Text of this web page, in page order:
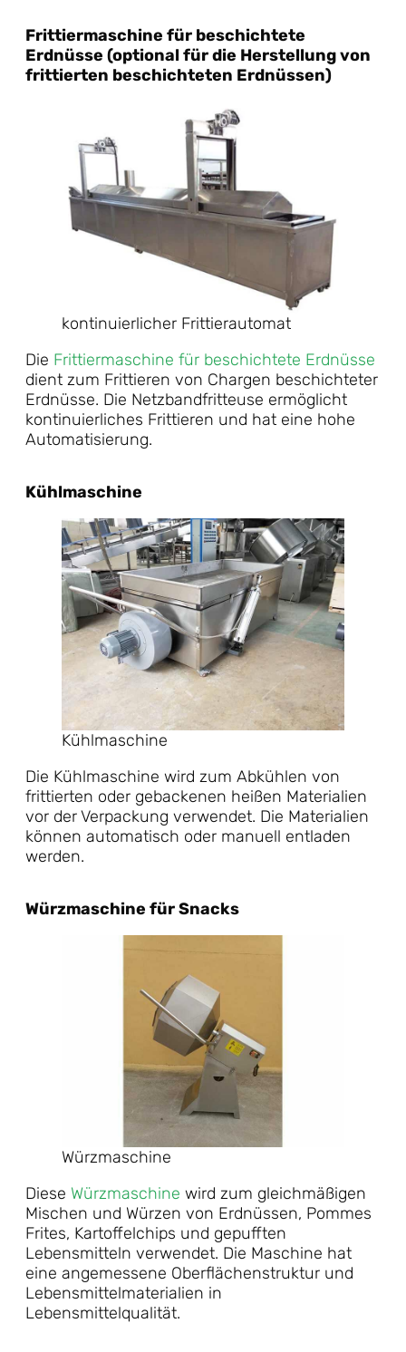
Frittiermaschine für beschichtete
Erdnüsse (optional für die Herstellung von
frittierten beschichteten Erdnüssen)
kontinuierlicher Frittierautomat
Die Frittiermaschine für beschichtete Erdnüsse
dient zum Frittieren von Chargen beschichteter
Erdnüsse. Die Netzbandfritteuse ermöglicht
kontinuierliches Frittieren und hat eine hohe
Automatisierung.
Kühlmaschine
Kühlmaschine
Die Kühlmaschine wird zum Abkühlen von
frittierten oder gebackenen heißen Materialien
vor der Verpackung verwendet. Die Materialien
können automatisch oder manuell entladen
werden.
Würzmaschine für Snacks
Würzmaschine
Diese Würzmaschine wird zum gleichmäßigen
Mischen und Würzen von Erdnüssen, Pommes
Frites, Kartoffelchips und gepufften
Lebensmitteln verwendet. Die Maschine hat
eine angemessene Oberflächenstruktur und
Lebensmittelmaterialien in
Lebensmittelqualität.